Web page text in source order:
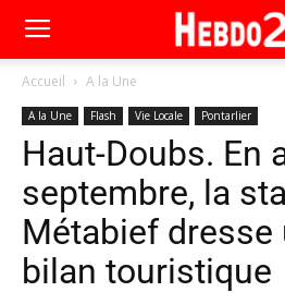
Accueil A la Une
A la Une Flash Vie Locale Pontarlier
Haut-Doubs. En
septembre, la
Métabief dresse
bilan touristique